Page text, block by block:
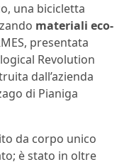
una bicicletta
materiali eco-
presentata
Revolution
dall’azienda
di Pianiga
da corpo unico
è stato in oltre